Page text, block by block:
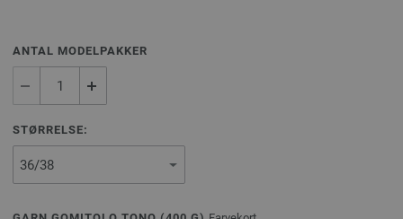
ANTAL MODELPAKKER
STØRRELSE: